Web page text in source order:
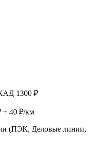
1300 ₽
+ 40 ₽/км
(ПЭК, Деловые линии,